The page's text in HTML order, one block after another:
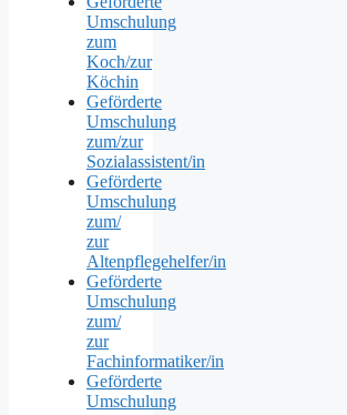
Umschulung
zum
Koch/zur
Köchin
Geförderte
Umschulung
zum/zur
Sozialassistent/in
Geförderte
Umschulung
zum/
zur
Altenpflegehelfer/in
Geförderte
Umschulung
zum/
zur
Fachinformatiker/in
Geförderte
Umschulung